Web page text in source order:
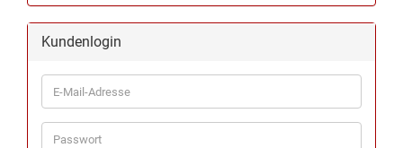
Kundenlogin